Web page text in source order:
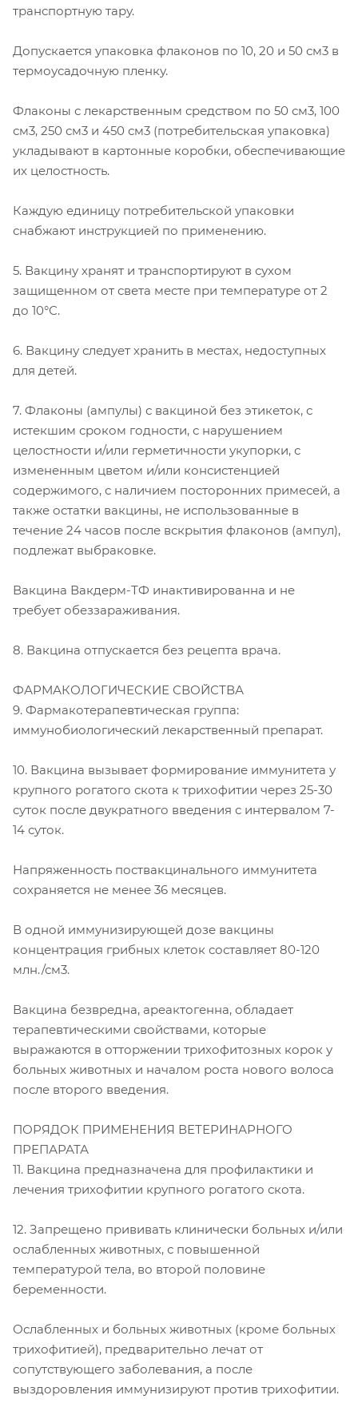
транспортную тару.
Допускается упаковка флаконов по 10, 20 и 50 см3 в
термоусадочную пленку.
Флаконы с лекарственным средством по 50 см3, 100
см3, 250 см3 и 450 см3 (потребительская упаковка)
укладывают в картонные коробки, обеспечивающие
их целостность.
Каждую единицу потребительской упаковки
снабжают инструкцией по применению.
5. Вакцину хранят и транспортируют в сухом
защищенном от света месте при температуре от 2
до 10°С.
6. Вакцину следует хранить в местах, недоступных
для детей.
7. Флаконы (ампулы) с вакциной без этикеток, с
истекшим сроком годности, с нарушением
целостности и/или герметичности укупорки, с
измененным цветом и/или консистенцией
содержимого, с наличием посторонних примесей, а
также остатки вакцины, не использованные в
течение 24 часов после вскрытия флаконов (ампул),
подлежат выбраковке.
Вакцина Вакдерм-ТФ инактивированна и не
требует обеззараживания.
8. Вакцина отпускается без рецепта врача.
ФАРМАКОЛОГИЧЕСКИЕ СВОЙСТВА
9. Фармакотерапевтическая группа:
иммунобиологический лекарственный препарат.
10. Вакцина вызывает формирование иммунитета у
крупного рогатого скота к трихофитии через 25-30
суток после двукратного введения с интервалом 7-
14 суток.
Напряженность поствакцинального иммунитета
сохраняется не менее 36 месяцев.
В одной иммунизирующей дозе вакцины
концентрация грибных клеток составляет 80-120
млн./см3.
Вакцина безвредна, ареактогенна, обладает
терапевтическими свойствами, которые
выражаются в отторжении трихофитозных корок у
больных животных и началом роста нового волоса
после второго введения.
ПОРЯДОК ПРИМЕНЕНИЯ ВЕТЕРИНАРНОГО
ПРЕПАРАТА
11. Вакцина предназначена для профилактики и
лечения трихофитии крупного рогатого скота.
12. Запрещено прививать клинически больных и/или
ослабленных животных, с повышенной
температурой тела, во второй половине
беременности.
Ослабленных и больных животных (кроме больных
трихофитией), предварительно лечат от
сопутствующего заболевания, а после
выздоровления иммунизируют против трихофитии.